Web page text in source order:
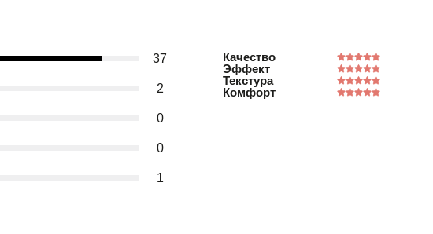
37
2
0
0
1
Качество
Эффект
Текстура
Комфорт